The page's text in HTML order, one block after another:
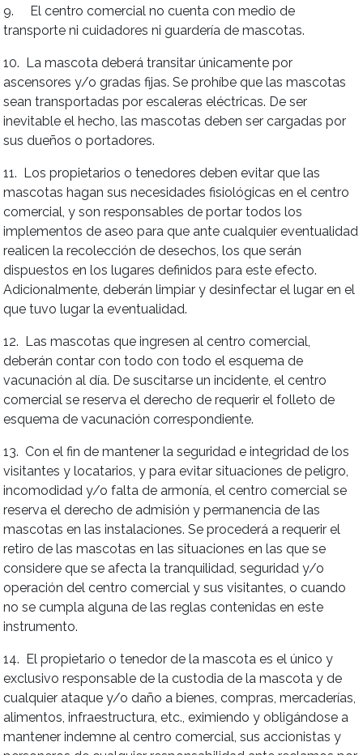
9. El centro comercial no cuenta con medio de
transporte ni cuidadores ni guardería de mascotas.
10. La mascota deberá transitar únicamente por
ascensores y/o gradas fijas. Se prohíbe que las mascotas
sean transportadas por escaleras eléctricas. De ser
inevitable el hecho, las mascotas deben ser cargadas por
sus dueños o portadores.
11. Los propietarios o tenedores deben evitar que las
mascotas hagan sus necesidades fisiológicas en el centro
comercial, y son responsables de portar todos los
implementos de aseo para que ante cualquier eventualidad
realicen la recolección de desechos, los que serán
dispuestos en los lugares definidos para este efecto.
Adicionalmente, deberán limpiar y desinfectar el lugar en el
que tuvo lugar la eventualidad.
12. Las mascotas que ingresen al centro comercial,
deberán contar con todo con todo el esquema de
vacunación al día. De suscitarse un incidente, el centro
comercial se reserva el derecho de requerir el folleto de
esquema de vacunación correspondiente.
13. Con el fin de mantener la seguridad e integridad de los
visitantes y locatarios, y para evitar situaciones de peligro,
incomodidad y/o falta de armonía, el centro comercial se
reserva el derecho de admisión y permanencia de las
mascotas en las instalaciones. Se procederá a requerir el
retiro de las mascotas en las situaciones en las que se
considere que se afecta la tranquilidad, seguridad y/o
operación del centro comercial y sus visitantes, o cuando
no se cumpla alguna de las reglas contenidas en este
instrumento.
14. El propietario o tenedor de la mascota es el único y
exclusivo responsable de la custodia de la mascota y de
cualquier ataque y/o daño a bienes, compras, mercaderías,
alimentos, infraestructura, etc., eximiendo y obligándose a
mantener indemne al centro comercial, sus accionistas y